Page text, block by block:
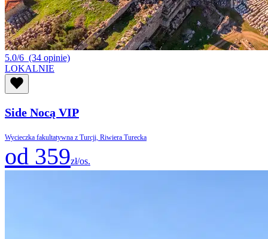
5.0/6 (34 opinie)
LOKALNIE
Side Nocą VIP
Wycieczka fakultatywna z Turcji, Riwiera Turecka
od 359zł/os.